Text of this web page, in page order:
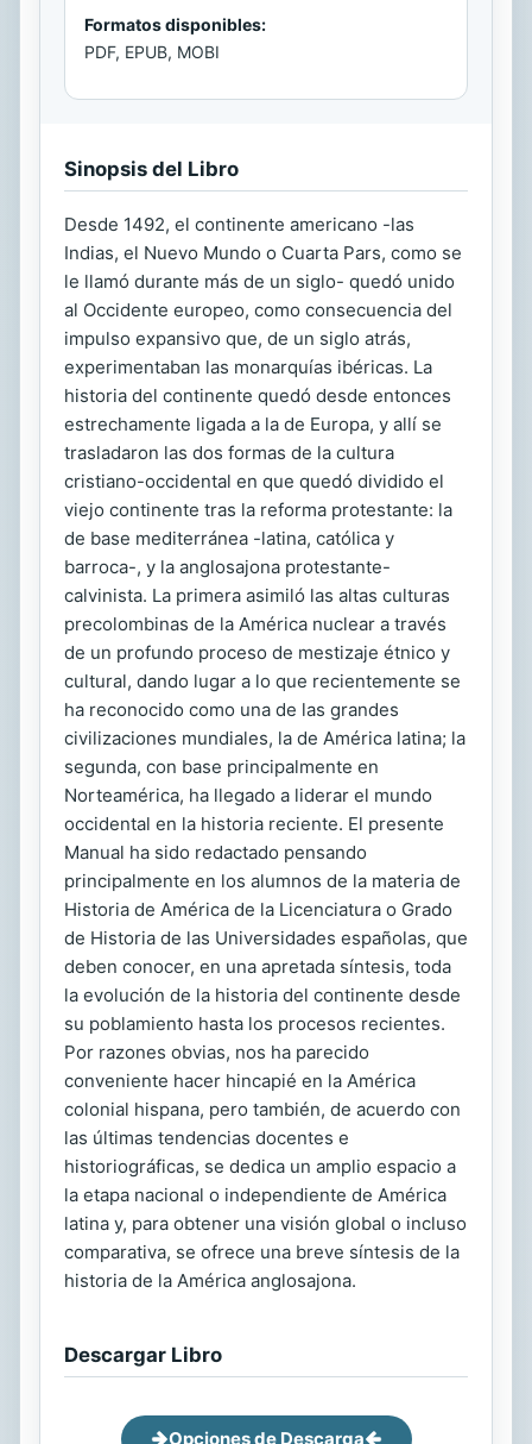
Formatos disponibles:
PDF, EPUB, MOBI
Sinopsis del Libro
Desde 1492, el continente americano -las
Indias, el Nuevo Mundo o Cuarta Pars, como se
le llamó durante más de un siglo- quedó unido
al Occidente europeo, como consecuencia del
impulso expansivo que, de un siglo atrás,
experimentaban las monarquías ibéricas. La
historia del continente quedó desde entonces
estrechamente ligada a la de Europa, y allí se
trasladaron las dos formas de la cultura
cristiano-occidental en que quedó dividido el
viejo continente tras la reforma protestante: la
de base mediterránea -latina, católica y
barroca-, y la anglosajona protestante-
calvinista. La primera asimiló las altas culturas
precolombinas de la América nuclear a través
de un profundo proceso de mestizaje étnico y
cultural, dando lugar a lo que recientemente se
ha reconocido como una de las grandes
civilizaciones mundiales, la de América latina; la
segunda, con base principalmente en
Norteamérica, ha llegado a liderar el mundo
occidental en la historia reciente. El presente
Manual ha sido redactado pensando
principalmente en los alumnos de la materia de
Historia de América de la Licenciatura o Grado
de Historia de las Universidades españolas, que
deben conocer, en una apretada síntesis, toda
la evolución de la historia del continente desde
su poblamiento hasta los procesos recientes.
Por razones obvias, nos ha parecido
conveniente hacer hincapié en la América
colonial hispana, pero también, de acuerdo con
las últimas tendencias docentes e
historiográficas, se dedica un amplio espacio a
la etapa nacional o independiente de América
latina y, para obtener una visión global o incluso
comparativa, se ofrece una breve síntesis de la
historia de la América anglosajona.
Descargar Libro
Opciones de Descarga